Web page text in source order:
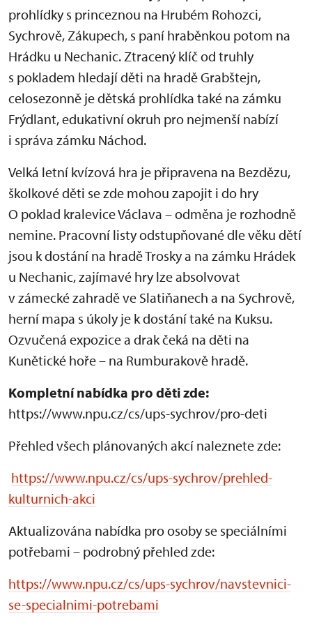
prohlídky s princeznou na Hrubém Rohozci,
Sychrově, Zákupech, s paní hraběnkou potom na
Hrádku u Nechanic. Ztracený klíč od truhly
s pokladem hledají děti na hradě Grabštejn,
celosezonně je dětská prohlídka také na zámku
Frýdlant, edukativní okruh pro nejmenší nabízí
i správa zámku Náchod.
Velká letní kvízová hra je připravena na Bezdězu,
školkové děti se zde mohou zapojit i do hry
O poklad kralevice Václava – odměna je rozhodně
nemine. Pracovní listy odstupňované dle věku dětí
jsou k dostání na hradě Trosky a na zámku Hrádek
u Nechanic, zajímavé hry lze absolvovat
v zámecké zahradě ve Slatiňanech a na Sychrově,
herní mapa s úkoly je k dostání také na Kuksu.
Ozvučená expozice a drak čeká na děti na
Kunětické hoře – na Rumburakově hradě.
Kompletní nabídka pro děti zde:
https://www.npu.cz/cs/ups-sychrov/pro-deti
Přehled všech plánovaných akcí naleznete zde:
https://www.npu.cz/cs/ups-sychrov/prehled-
kulturnich-akci
Aktualizována nabídka pro osoby se speciálními
potřebami – podrobný přehled zde:
https://www.npu.cz/cs/ups-sychrov/navstevnici-
se-specialnimi-potrebami